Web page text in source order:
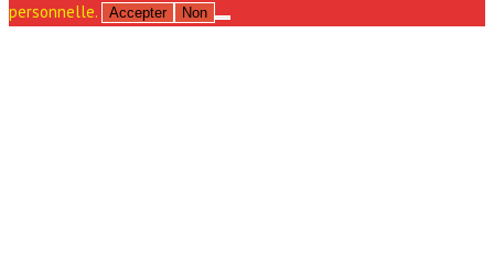
personnelle.
Accepter Non